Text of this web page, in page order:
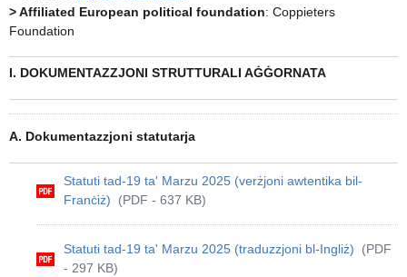
> Affiliated European political foundation: Coppieters
Foundation
I. DOKUMENTAZZJONI STRUTTURALI AĠĠORNATA
A. Dokumentazzjoni statutarja
Statuti tad-19 ta' Marzu 2025 (verżjoni awtentika bil-
Franċiż)
(PDF - 637 KB)
Statuti tad-19 ta' Marzu 2025 (traduzzjoni bl-Ingliż)
(PDF
- 297 KB)